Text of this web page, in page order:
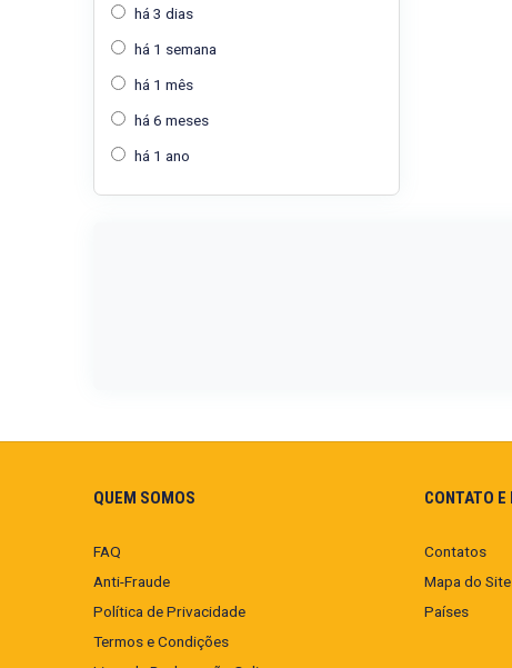
há 3 dias
há 1 semana
há 1 mês
há 6 meses
há 1 ano
QUEM SOMOS
FAQ
Anti-Fraude
Política de Privacidade
Termos e Condições
CONTATO
Contatos
Mapa do Site
Países